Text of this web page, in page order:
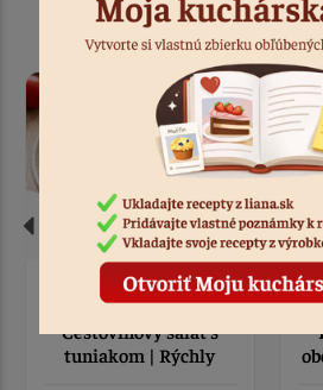
Podobné
Tatiana
Cestovinový šalát s
tuniakom | Rýchly